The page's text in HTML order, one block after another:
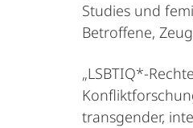
Studies und
Betroffene,
„LSBTIQ*-
transgender,